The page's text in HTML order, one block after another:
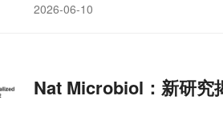
2026-06-10
Nat Microbiol：新研究